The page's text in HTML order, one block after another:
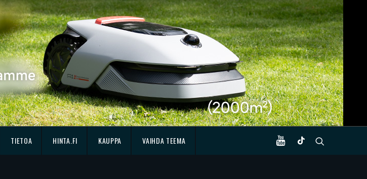
TIETOA HINTA.FI KAUPPA VAIHDA TEEMA